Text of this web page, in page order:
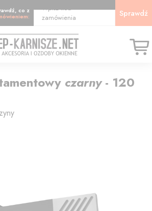
co z
Wpisz kod
zamówienia
Sprawdź
czarny- 120